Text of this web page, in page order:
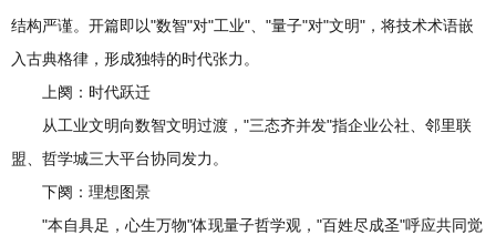
结构严谨。开篇即以"数智"对"工业"、"量子"对"文明"，将技术术语嵌
入古典格律，形成独特的时代张力。
上阕：时代跃迁
从工业文明向数智文明过渡，"三态齐并发"指企业公社、邻里联
盟、哲学城三大平台协同发力。
下阕：理想图景
"本自具足，心生万物"体现量子哲学观，"百姓尽成圣"呼应共同觉